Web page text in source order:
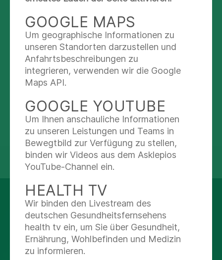
Anmeldung & Auskunft
Nachricht schreiben
(03528) 459-401
teilen
AUF DEM LAUFENDEN
BLEIBEN
Facebook
GOOGLE MAPS
Um geographische Informationen zu
unseren Standorten darzustellen und
Anfahrtsbeschreibungen zu
integrieren, verwenden wir die Google
Maps API.
GOOGLE YOUTUBE
Um Ihnen anschauliche Informationen
zu unseren Leistungen und Teams in
Bewegtbild zur Verfügung zu stellen,
binden wir Videos aus dem Asklepios
YouTube-Channel ein.
HEALTH TV
Wir binden den Livestream des
deutschen Gesundheitsfernsehens
health tv ein, um Sie über Gesundheit,
Ernährung, Wohlbefinden und Medizin
zu informieren.